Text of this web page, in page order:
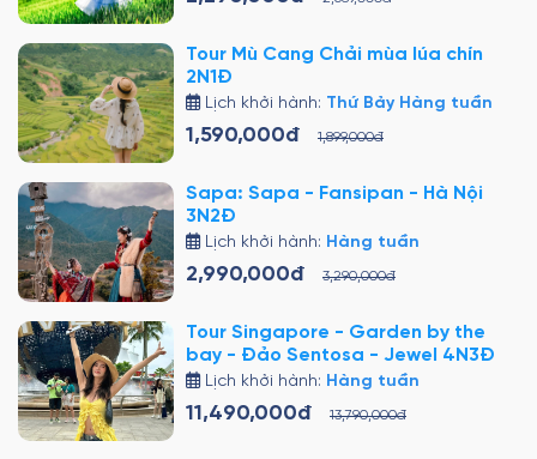
Tour Mù Cang Chải mùa lúa chín
2N1Đ
Lịch khởi hành: Thứ Bảy Hàng tuần
1,590,000đ 1,899,000đ
Sapa: Sapa - Fansipan - Hà Nội
3N2Đ
Lịch khởi hành: Hàng tuần
2,990,000đ 3,290,000đ
Tour Singapore - Garden by the
bay - Đảo Sentosa - Jewel 4N3Đ
Lịch khởi hành: Hàng tuần
11,490,000đ 13,790,000đ